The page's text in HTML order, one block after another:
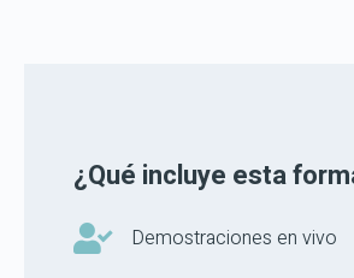
¿Qué incluye esta
 Demostraciones en vivo